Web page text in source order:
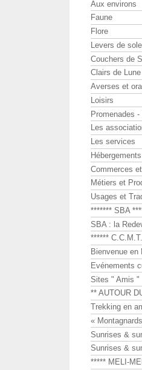
Aux environs
Faune
Flore
Levers de
Couchers de
Clairs de
Averses et
Loisirs
Promenades -
Les
Les services
Hébergements
Commerces
Métiers et
Usages et
******* SBA
SBA : la
******
Bienvenue en
Evénements
Sites " Amis "
** AUTOUR
Trekking en
«
Sunrises &
Sunrises &
***** MELI-